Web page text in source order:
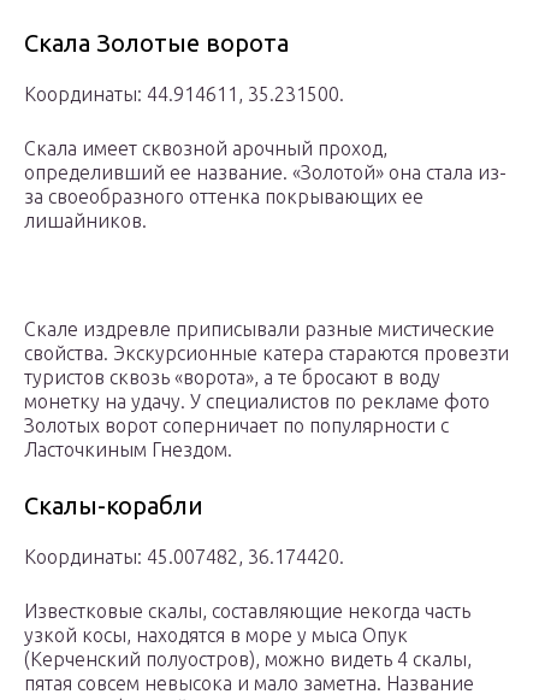
Скала Золотые ворота
Координаты: 44.914611, 35.231500.
Скала имеет сквозной арочный проход,
определивший ее название. «Золотой» она стала из-
за своеобразного оттенка покрывающих ее
лишайников.
Скале издревле приписывали разные мистические
свойства. Экскурсионные катера стараются провезти
туристов сквозь «ворота», а те бросают в воду
монетку на удачу. У специалистов по рекламе фото
Золотых ворот соперничает по популярности с
Ласточкиным Гнездом.
Скалы-корабли
Координаты: 45.007482, 36.174420.
Известковые скалы, составляющие некогда часть
узкой косы, находятся в море у мыса Опук
(Керченский полуостров), можно видеть 4 скалы,
пятая совсем невысока и мало заметна. Название